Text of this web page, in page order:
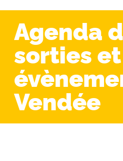
Agenda
sorties et
Vendée